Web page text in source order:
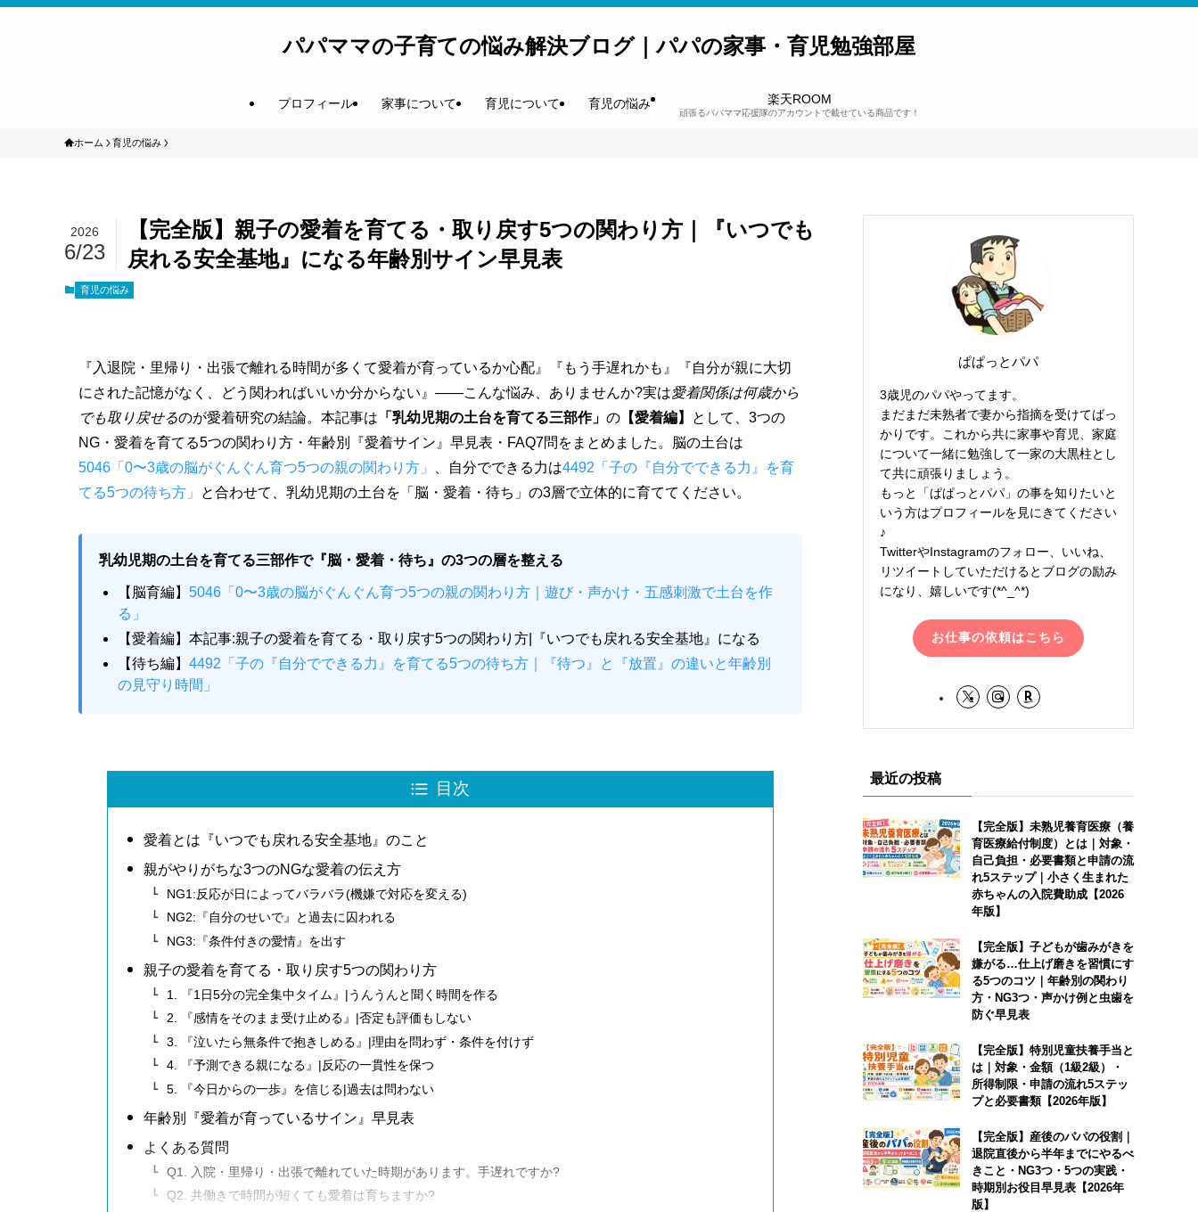
パパママの子育ての悩み解決ブログ｜パパの家事・育児勉強部屋
プロフィール 家事について 育児について 育児の悩み 楽天ROOM
頑張るパパママ応援隊のアカウントで載せている商品です！
ホーム 育児の悩み
【完全版】親子の愛着を育てる・取り戻す5つの関わり方｜『いつでも
戻れる安全基地』になる年齢別サイン早見表
2026
6/23
育児の悩み
『入退院・里帰り・出張で離れる時間が多くて愛着が育っているか心配』『もう手遅れかも』『自分が親に大切
にされた記憶がなく、どう関わればいいか分からない』――こんな悩み、ありませんか?実は愛着関係は何歳から
でも取り戻せるのが愛着研究の結論。本記事は 「乳幼児期の土台を育てる三部作」 の 【愛着編】
として、3つの
NG・愛着を育てる5つの関わり方・年齢別『愛着サイン』早見表・FAQ7問をまとめました。脳の土台は
5046「0〜3歳の脳がぐんぐん育つ5つの親の関わり方」
、自分でできる力は4492「子の『自分でできる力』を育
てる5つの待ち方」
と合わせて、乳幼児期の土台を「脳・愛着・待ち」の3層で立体的に育ててください。
乳幼児期の土台を育てる三部作で『脳・愛着・待ち』の3つの層を整える
【脳育編】 5046「0〜3歳の脳がぐんぐん育つ5つの親の関わり方｜遊び・声かけ・五感刺激で土台を作
る」
【愛着編】本記事:親子の愛着を育てる・取り戻す5つの関わり方|『いつでも戻れる安全基地』になる
【待ち編】 4492「子の『自分でできる力』を育てる5つの待ち方｜『待つ』と『放置』の違いと年齢別
の見守り時間」
目次
愛着とは『いつでも戻れる安全基地』のこと
親がやりがちな3つのNGな愛着の伝え方
NG1:反応が日によってバラバラ(機嫌で対応を変える)
NG2:『自分のせいで』と過去に囚われる
NG3:『条件付きの愛情』を出す
親子の愛着を育てる・取り戻す5つの関わり方
1. 『1日5分の完全集中タイム』|うんうんと聞く時間を作る
2. 『感情をそのまま受け止める』|否定も評価もしない
3. 『泣いたら無条件で抱きしめる』|理由を問わず・条件を付けず
4. 『予測できる親になる』|反応の一貫性を保つ
5. 『今日からの一歩』を信じる|過去は問わない
年齢別『愛着が育っているサイン』早見表
よくある質問
Q1. 入院・里帰り・出張で離れていた時期があります。手遅れですか?
Q2. 共働きで時間が短くても愛着は育ちますか?
ぱぱっとパパ
3歳児のパパやってます。
まだまだ未熟者で妻から指摘を受けてばっ
かりです。これから共に家事や育児、家庭
について一緒に勉強して一家の大黒柱とし
て共に頑張りましょう。
もっと「ぱぱっとパパ」の事を知りたいと
いう方はプロフィールを見にきてください
♪
TwitterやInstagramのフォロー、いいね、
リツイートしていただけるとブログの励み
になり、嬉しいです(*^_^*)
お仕事の依頼はこちら
最近の投稿
【完全版】未熟児養育医療（養
育医療給付制度）とは｜対象・
自己負担・必要書類と申請の流
れ5ステップ｜小さく生まれた
赤ちゃんの入院費助成【2026
年版】
【完全版】子どもが歯みがきを
嫌がる…仕上げ磨きを習慣にす
る5つのコツ｜年齢別の関わり
方・NG3つ・声かけ例と虫歯を
防ぐ早見表
【完全版】特別児童扶養手当と
は｜対象・金額（1級2級）・
所得制限・申請の流れ5ステッ
プと必要書類【2026年版】
【完全版】産後のパパの役割｜
退院直後から半年までにやるべ
きこと・NG3つ・5つの実践・
時期別お役目早見表【2026年
版】